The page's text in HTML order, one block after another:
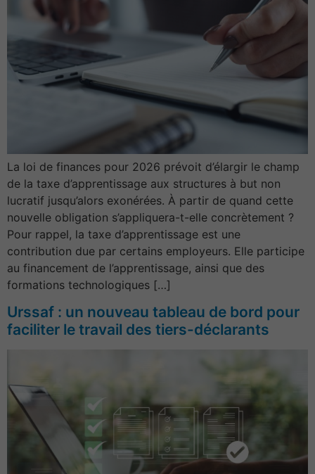
La loi de finances pour 2026 prévoit d’élargir le champ
de la taxe d’apprentissage aux structures à but non
lucratif jusqu’alors exonérées. À partir de quand cette
nouvelle obligation s’appliquera-t-elle concrètement ?
Pour rappel, la taxe d’apprentissage est une
contribution due par certains employeurs. Elle participe
au financement de l’apprentissage, ainsi que des
formations technologiques […]
Urssaf : un nouveau tableau de bord pour
faciliter le travail des tiers-déclarants